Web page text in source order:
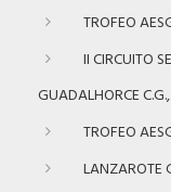
TROFEO
II CIRCUITO
GUADALHORCE
TROFEO
LANZAROTE